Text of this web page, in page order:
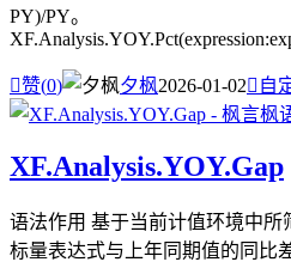
PY)/PY。
赞(0) 夕枫2026-01-02 自
XF.Analysis.YOY.Gap
语法作用 基于当前计值环境中所
标量表达式与上年同期值的同比